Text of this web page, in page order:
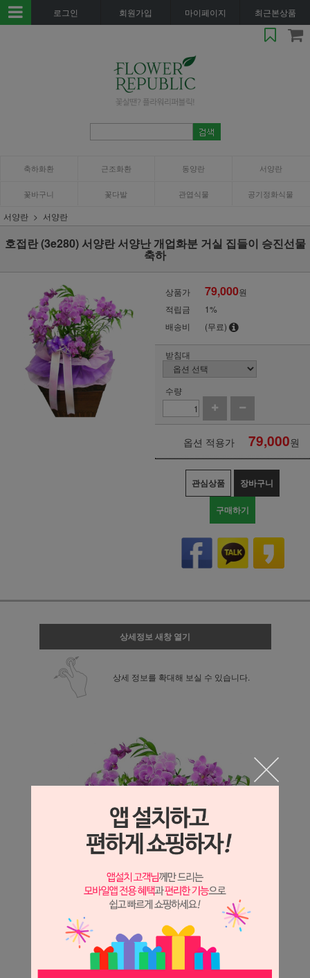
로그인 회원가입 마이페이지 최근본상품
축하화환 근조화환 동양란 서양란
꽃바구니 꽃다발 관엽식물 공기정화식물
서양란 서양란
호접란 (3e280) 서양란 서양난 개업화분 거실 집들이 승진선물
축하
상품가 79,000원
적립금
1%
배송비
(무료)
받침대
수량
옵션 적용가 79,000원
관심상품 장바구니
구매하기
상세정보 새창 열기
상세 정보를 확대해 보실 수 있습니다.